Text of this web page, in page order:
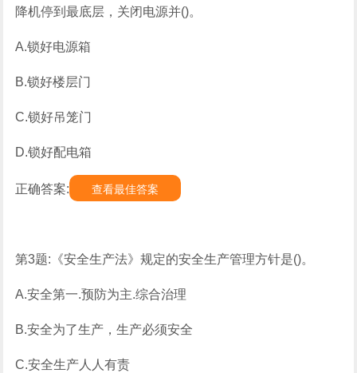
降机停到最底层，关闭电源并()。
A.锁好电源箱
B.锁好楼层门
C.锁好吊笼门
D.锁好配电箱
正确答案: 查看最佳答案
第3题:《安全生产法》规定的安全生产管理方针是()。
A.安全第一.预防为主.综合治理
B.安全为了生产，生产必须安全
C.安全生产人人有责